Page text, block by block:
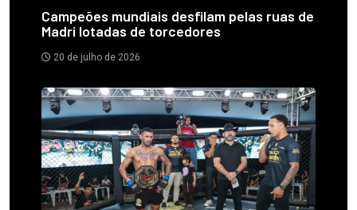
Campeões mundiais desfilam pelas ruas de
Madri lotadas de torcedores
20 de julho de 2026